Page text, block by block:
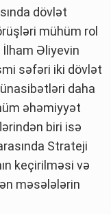
dövlət
mühüm rol
İlham Əliyevin
səfəri iki dövlət
daha
əhəmiyyət
biri isə
Strateji
keçirilməsi və
məsələlərin